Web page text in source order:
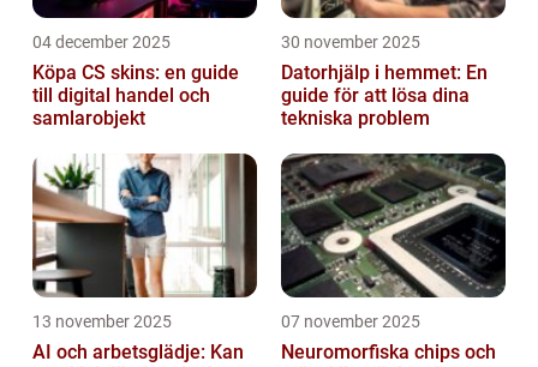
04 december 2025
Köpa CS skins: en guide
till digital handel och
samlarobjekt
30 november 2025
Datorhjälp i hemmet: En
guide för att lösa dina
tekniska problem
13 november 2025
AI och arbetsglädje: Kan
07 november 2025
Neuromorfiska chips och